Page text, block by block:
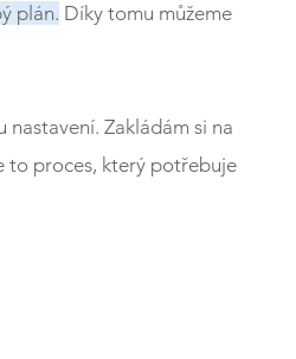
plán. Díky tomu můžeme
Zakládám si na
to proces, který potřebuje